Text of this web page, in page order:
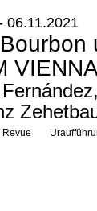
06.11.2021
Revue